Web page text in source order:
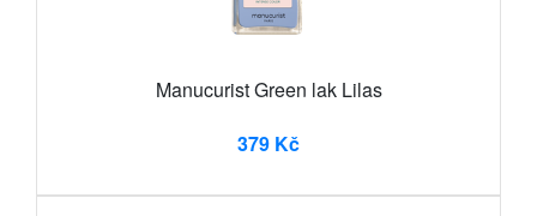
Manucurist Green lak Lilas
379 Kč